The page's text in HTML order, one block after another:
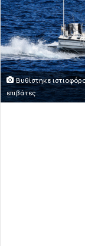
Βυθίστηκε
επιβάτες